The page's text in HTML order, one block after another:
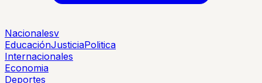
Nacionalesv
EducaciónJusticiaPolitica
Internacionales
Economia
Deportes